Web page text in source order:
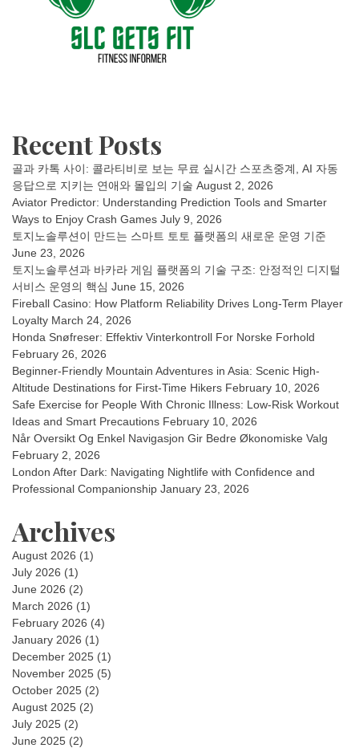
Recent Posts
골과 카톡 사이: 콜라티비로 보는 무료 실시간 스포츠중계, AI 자동
응답으로 지키는 연애와 몰입의 기술 August 2, 2026
Aviator Predictor: Understanding Prediction Tools and Smarter
Ways to Enjoy Crash Games July 9, 2026
토지노솔루션이 만드는 스마트 토토 플랫폼의 새로운 운영 기준
June 23, 2026
토지노솔루션과 바카라 게임 플랫폼의 기술 구조: 안정적인 디지털
서비스 운영의 핵심 June 15, 2026
Fireball Casino: How Platform Reliability Drives Long-Term Player
Loyalty March 24, 2026
Honda Snøfreser: Effektiv Vinterkontroll For Norske Forhold
February 26, 2026
Beginner-Friendly Mountain Adventures in Asia: Scenic High-
Altitude Destinations for First-Time Hikers February 10, 2026
Safe Exercise for People With Chronic Illness: Low-Risk Workout
Ideas and Smart Precautions February 10, 2026
Når Oversikt Og Enkel Navigasjon Gir Bedre Økonomiske Valg
February 2, 2026
London After Dark: Navigating Nightlife with Confidence and
Professional Companionship January 23, 2026
Archives
August 2026 (1)
July 2026 (1)
June 2026 (2)
March 2026 (1)
February 2026 (4)
January 2026 (1)
December 2025 (1)
November 2025 (5)
October 2025 (2)
August 2025 (2)
July 2025 (2)
June 2025 (2)